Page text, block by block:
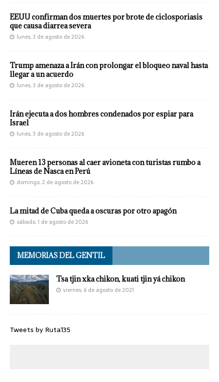
EEUU confirman dos muertes por brote de ciclosporiasis
que causa diarrea severa
lunes, 3 de agosto de 2026
Trump amenaza a Irán con prolongar el bloqueo naval hasta
llegar a un acuerdo
lunes, 3 de agosto de 2026
Irán ejecuta a dos hombres condenados por espiar para
Israel
lunes, 3 de agosto de 2026
Mueren 13 personas al caer avioneta con turistas rumbo a
Líneas de Nasca en Perú
domingo, 2 de agosto de 2026
La mitad de Cuba queda a oscuras por otro apagón
sábado, 1 de agosto de 2026
MEMORIAS DEL GENTIL
Tsa tjin xka chikon, kuati tjin yá chikon
viernes, 6 de agosto de 2021
Tweets by Ruta135